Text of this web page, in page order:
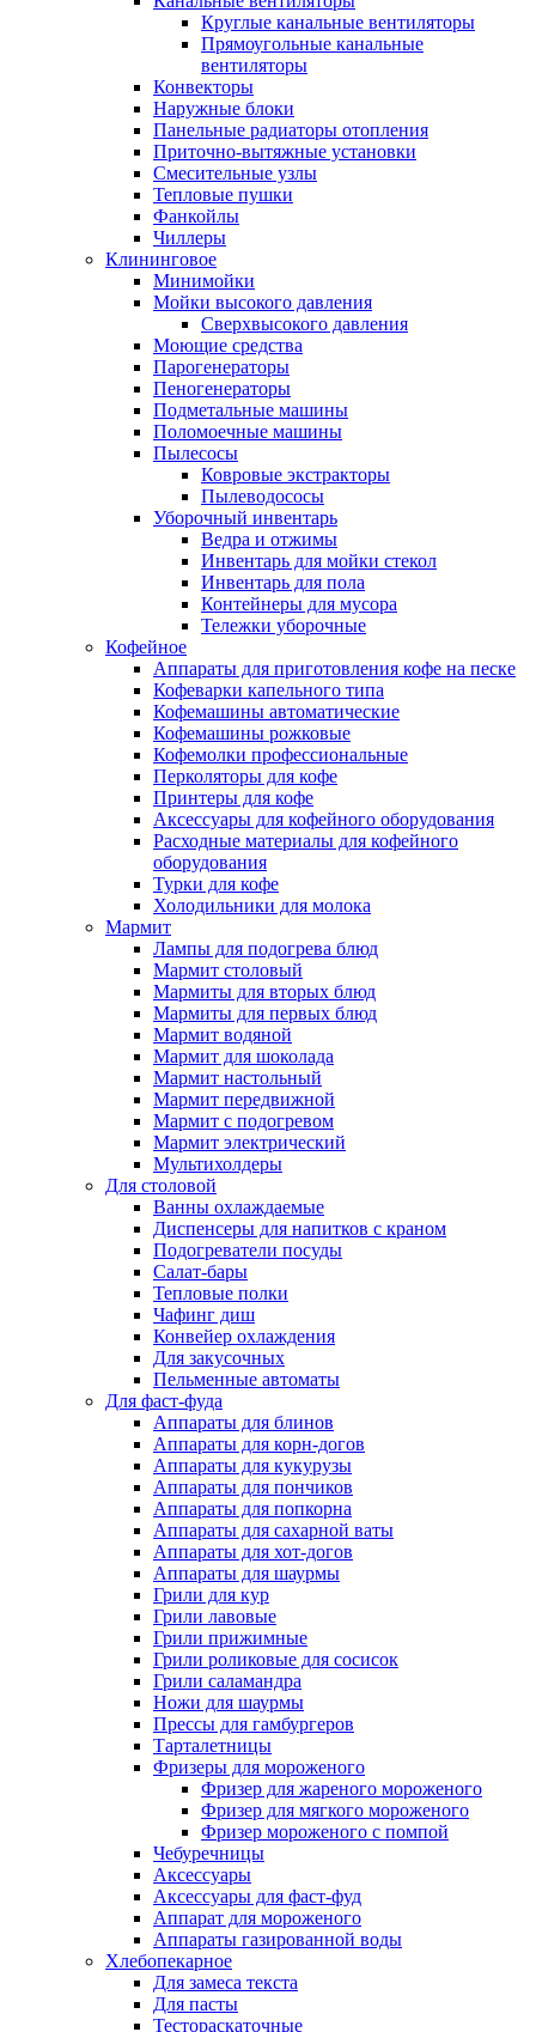
Круглые канальные вентиляторы
Прямоугольные канальные
вентиляторы
Конвекторы
Наружные блоки
Панельные радиаторы отопления
Приточно-вытяжные установки
Смесительные узлы
Тепловые пушки
Фанкойлы
Чиллеры
Клининговое
Минимойки
Мойки высокого давления
Сверхвысокого давления
Моющие средства
Парогенераторы
Пеногенераторы
Подметальные машины
Поломоечные машины
Пылесосы
Ковровые экстракторы
Пылеводососы
Уборочный инвентарь
Ведра и отжимы
Инвентарь для мойки стекол
Инвентарь для пола
Контейнеры для мусора
Тележки уборочные
Кофейное
Аппараты для приготовления кофе на песке
Кофеварки капельного типа
Кофемашины автоматические
Кофемашины рожковые
Кофемолки профессиональные
Перколяторы для кофе
Принтеры для кофе
Аксессуары для кофейного оборудования
Расходные материалы для кофейного
оборудования
Турки для кофе
Холодильники для молока
Мармит
Лампы для подогрева блюд
Мармит столовый
Мармиты для вторых блюд
Мармиты для первых блюд
Мармит водяной
Мармит для шоколада
Мармит настольный
Мармит передвижной
Мармит с подогревом
Мармит электрический
Мультихолдеры
Для столовой
Ванны охлаждаемые
Диспенсеры для напитков с краном
Подогреватели посуды
Салат-бары
Тепловые полки
Чафинг диш
Конвейер охлаждения
Для закусочных
Пельменные автоматы
Для фаст-фуда
Аппараты для блинов
Аппараты для корн-догов
Аппараты для кукурузы
Аппараты для пончиков
Аппараты для попкорна
Аппараты для сахарной ваты
Аппараты для хот-догов
Аппараты для шаурмы
Грили для кур
Грили лавовые
Грили прижимные
Грили роликовые для сосисок
Грили саламандра
Ножи для шаурмы
Прессы для гамбургеров
Тарталетницы
Фризеры для мороженого
Фризер для жареного мороженого
Фризер для мягкого мороженого
Фризер мороженого с помпой
Чебуречницы
Аксессуары
Аксессуары для фаст-фуд
Аппарат для мороженого
Аппараты газированной воды
Хлебопекарное
Для замеса текста
Для пасты
Тестораскаточные